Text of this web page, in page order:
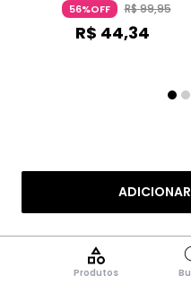
Produtos
56%OFF R$99,95
R$ 44,34